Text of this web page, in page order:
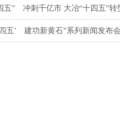
五” 冲刺千亿市 大冶“十四五”转
五’ 建功新黄石”系列新闻发布